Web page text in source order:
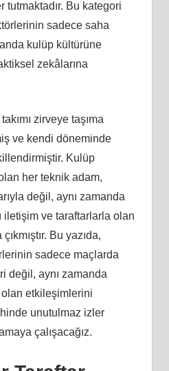
tutmaktadır. Bu kategori
sadece saha
kulüp kültürüne
zekâlarına
zirveye taşıma
ve kendi döneminde
Kulüp
her teknik adam,
değil, aynı zamanda
iletişim ve taraftarlarla olan
Bu yazıda,
sadece maçlarda
değil, aynı zamanda
etkileşimlerini
unutulmaz izler
çalışacağız.